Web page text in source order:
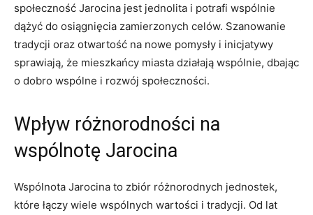
⁢społeczność Jarocina jest jednolita i potrafi wspólnie
⁢dążyć do osiągnięcia ‌zamierzonych celów. Szanowanie
tradycji oraz otwartość na nowe pomysły i inicjatywy
sprawiają,‌ że mieszkańcy miasta działają wspólnie, dbając
o dobro wspólne i rozwój społeczności.
Wpływ różnorodności na
wspólnotę ‌Jarocina
Wspólnota Jarocina to zbiór różnorodnych jednostek,
które ⁤łączy wiele wspólnych ​wartości ‍i tradycji. Od lat